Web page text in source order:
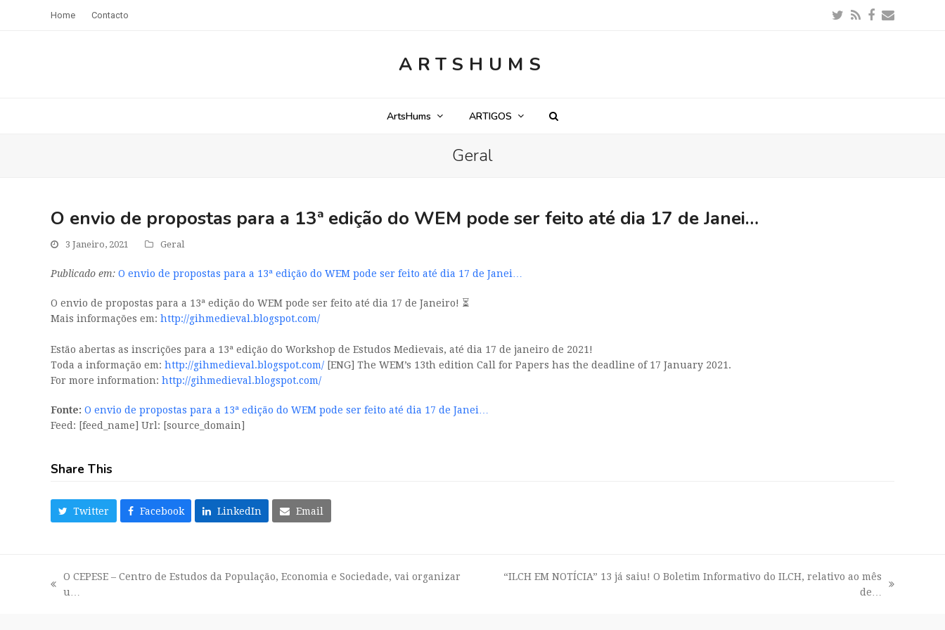
Home Contacto Twitter
RSSFacebook
Email
ARTSHUMS
ArtsHums ARTIGOS
Geral
O envio de propostas para a 13ª edição do WEM pode ser feito até dia 17 de Janei…
3 Janeiro, 2021 Geral
Publicado em: O envio de propostas para a 13ª edição do WEM pode ser feito até dia 17 de Janei…
O envio de propostas para a 13ª edição do WEM pode ser feito até dia 17 de Janeiro! ⏳
Mais informações em: http://gihmedieval.blogspot.com/
Estão abertas as inscrições para a 13ª edição do Workshop de Estudos Medievais, até dia 17 de janeiro de 2021!
Toda a informação em: http://gihmedieval.blogspot.com/ [ENG] The WEM’s 13th edition Call for Papers has the deadline of 17 January 2021.
For more information: http://gihmedieval.blogspot.com/
Fonte: O envio de propostas para a 13ª edição do WEM pode ser feito até dia 17 de Janei…
Feed: [feed_name] Url: [source_domain]
Share This
Twitter Facebook LinkedIn Email
previous
O CEPESE – Centro de Estudos da População, Economia e Sociedade, vai organizar
u…
“ILCH EM NOTÍCIA” 13 já saiu! O Boletim Informativo do ILCH, relativo ao mês
de…